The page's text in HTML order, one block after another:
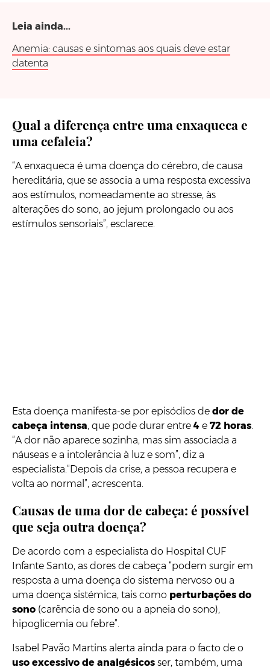
Leia ainda...
Anemia: causas e sintomas aos quais deve estar
datenta
Qual a diferença entre uma enxaqueca e
uma cefaleia?
“A enxaqueca é uma doença do cérebro, de causa
hereditária, que se associa a uma resposta excessiva
aos estímulos, nomeadamente ao stresse, às
alterações do sono, ao jejum prolongado ou aos
estímulos sensoriais”, esclarece.
Esta doença manifesta-se por episódios de dor de
cabeça intensa, que pode durar entre 4 e 72 horas.
“A dor não aparece sozinha, mas sim associada a
náuseas e a intolerância à luz e som”, diz a
especialista.“Depois da crise, a pessoa recupera e
volta ao normal”, acrescenta.
Causas de uma dor de cabeça: é possível
que seja outra doença?
De acordo com a especialista do Hospital CUF
Infante Santo, as dores de cabeça “podem surgir em
resposta a uma doença do sistema nervoso ou a
uma doença sistémica, tais como perturbações do
sono (carência de sono ou a apneia do sono),
hipoglicemia ou febre”.
Isabel Pavão Martins alerta ainda para o facto de o
uso excessivo de analgésicos ser, também, uma